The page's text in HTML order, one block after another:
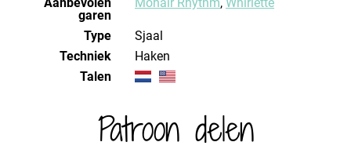
garen
Type
Sjaal
Techniek
haken
Talen
Patroon delen